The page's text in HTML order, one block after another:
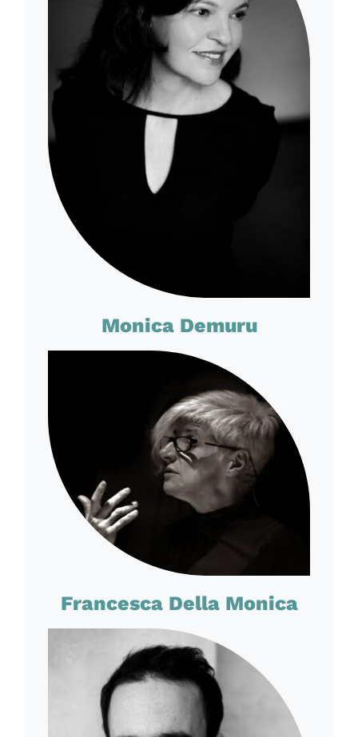
Monica Demuru
Francesca Della Monica